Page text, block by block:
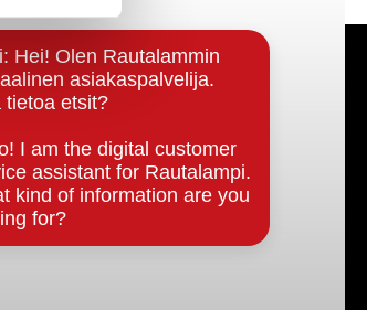
ja lähidemokratia
& pöytäkirjat